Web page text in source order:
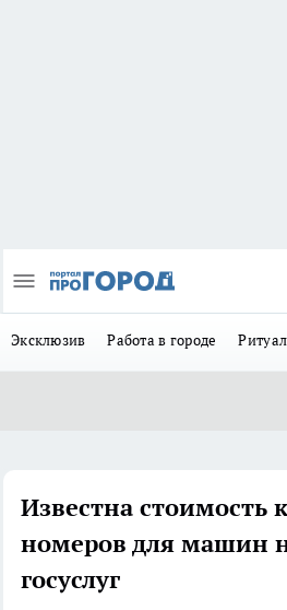
Эксклюзив Работа в городе
Известна стоимость
номеров для машин
госуслуг